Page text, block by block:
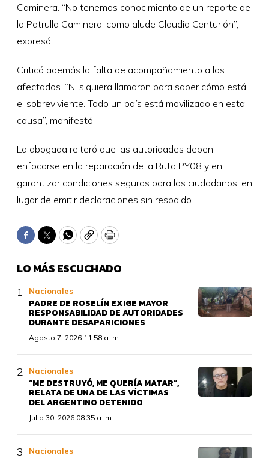
Caminera. “No tenemos conocimiento de un reporte de
la Patrulla Caminera, como alude Claudia Centurión”,
expresó.
Criticó además la falta de acompañamiento a los
afectados. “Ni siquiera llamaron para saber cómo está
el sobreviviente. Todo un país está movilizado en esta
causa”, manifestó.
La abogada reiteró que las autoridades deben
enfocarse en la reparación de la Ruta PY08 y en
garantizar condiciones seguras para los ciudadanos, en
lugar de emitir declaraciones sin respaldo.
Facebook
TwitterWhatsApp
CopyPrint
LO MÁS ESCUCHADO
Nacionales
PADRE DE ROSELÍN EXIGE MAYOR
RESPONSABILIDAD DE AUTORIDADES
DURANTE DESAPARICIONES
Agosto 7, 2026 11:58 a. m.
Nacionales
“ME DESTRUYÓ, ME QUERÍA MATAR”,
RELATA DE UNA DE LAS VÍCTIMAS
DEL ARGENTINO DETENIDO
Julio 30, 2026 08:35 a. m.
Nacionales